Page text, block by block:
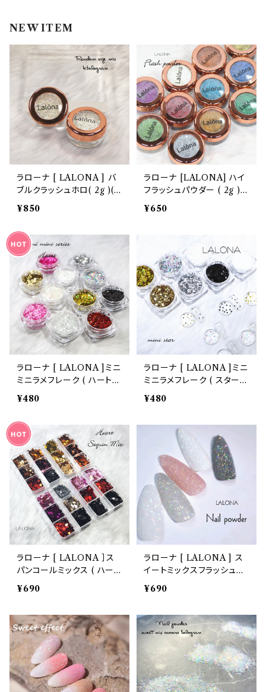
エフェクトジェル
シェル
ドライフラワー
ステッカーシール
ホイル・フレーク
パーツ
スタッズリベット
ブリオン
シリコンモールド
ドリル
ビット
NEW ITEM
ラローナ [ LALONA ] バ
ブルクラッシュホロ( 2g )( 2
Typeから ) ホワイトオーロ
ラ/ラメフレーク/ネイルホロ
レンチ/バブルネイル
¥850
ラローナ [LALONA] ハイ
フラッシュパウダー ( 2g )(
12種 ) 大容量/フラッシュネ
イル/キラキラネイルパウダ
¥650
ラローナ [ LALONA ]ミニ
ミニラメフレーク ( ハート)(
3g )( 8Typeから ) 韓国ネ
イルアート/ジェルネイル/セ
ー
¥480
ラローナ [ LALONA ]ミニ
ミニラメフレーク ( スター★
)( 3g )( 7Typeから ) 韓国
ネイルアート/ジェルネイル/
¥480
ラローナ [ LALONA ］ス
パンコールミックス ( ハート
3タイプ ) キラキラネイル /
ハートシェイカー / レジン /
¥690
ラローナ [ LALONA ] ス
イートミックスフラッシュパ
ウダー( 2g )ジェルネイル/
ホワイトオーロラ/ブラック
ー/ネイルアート
¥690